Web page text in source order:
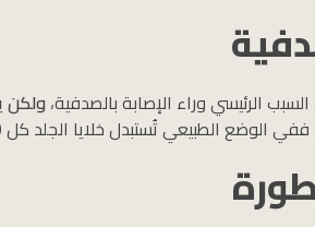
الرئيسي وراء الإصابة بالصدفية،ولكن
خلايا الجلد كل 10-30 يومًا، بينما في الصدفية، تنمو خلايا جديدة كل 3-4 أيام.